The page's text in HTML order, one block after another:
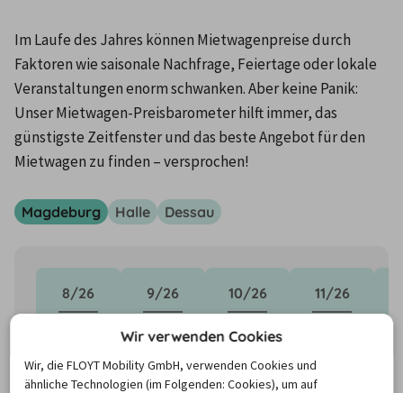
Im Laufe des Jahres können Mietwagenpreise durch
Faktoren wie saisonale Nachfrage, Feiertage oder lokale
Veranstaltungen enorm schwanken. Aber keine Panik:
Unser Mietwagen-Preisbarometer hilft immer, das
günstigste Zeitfenster und das beste Angebot für den
Mietwagen zu finden – versprochen!
Magdeburg Halle Dessau
8/26 9/26
64,17 €
10/26
74,66 €
11/26
Wir verwenden Cookies
Wir, die FLOYT Mobility GmbH, verwenden Cookies und
ähnliche Technologien (im Folgenden: Cookies), um auf